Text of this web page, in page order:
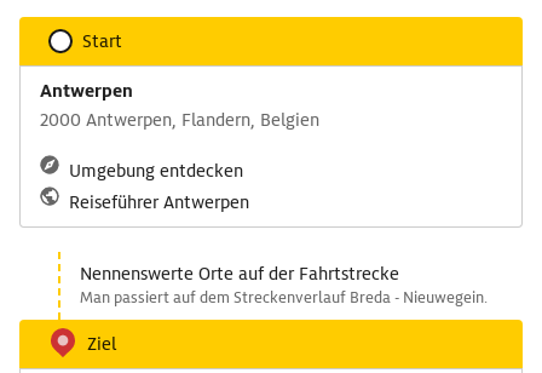
Start
Antwerpen
2000 Antwerpen, Flandern, Belgien
Umgebung entdecken
Reiseführer Antwerpen
Nennenswerte Orte auf der Fahrtstrecke
Man passiert auf dem Streckenverlauf Breda - Nieuwegein.
Ziel